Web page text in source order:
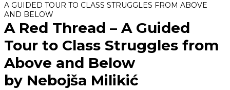
A GUIDED TOUR TO CLASS STRUGGLES FROM ABOVE
AND BELOW
A Red Thread – A Guided
Tour to Class Struggles from
Above and Below
by Nebojša Milikić